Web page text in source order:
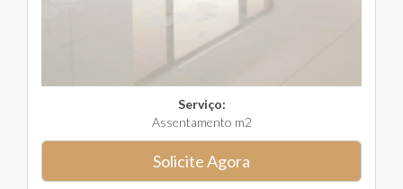
Serviço:
Assentamento m2
Solicite Agora